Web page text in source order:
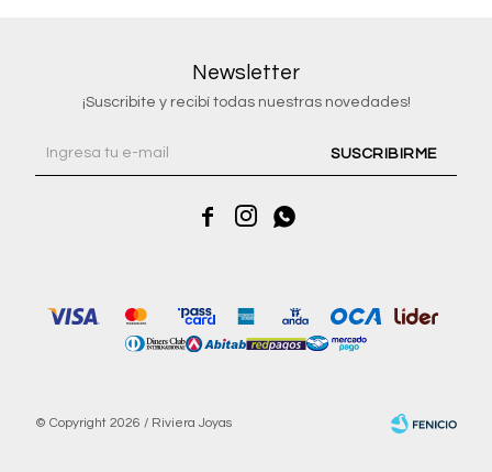
Newsletter
¡Suscribite y recibí todas nuestras novedades!
SUSCRIBIRME
  
© Copyright 2026 / Riviera Joyas